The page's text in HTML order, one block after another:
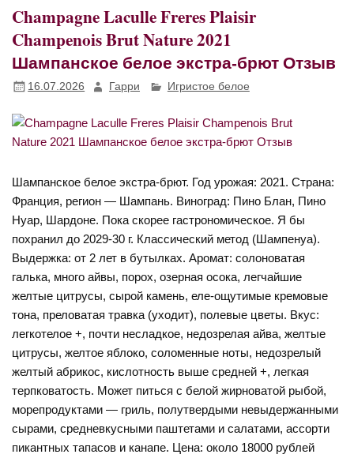
Champagne Laculle Freres Plaisir
Champenois Brut Nature 2021
Шампанское белое экстра-брют Отзыв
16.07.2026 Гарри Игристое белое
Шампанское белое экстра-брют. Год урожая: 2021. Страна:
Франция, регион — Шампань. Виноград: Пино Блан, Пино
Нуар, Шардоне. Пока скорее гастрономическое. Я бы
похранил до 2029-30 г. Классический метод (Шампенуа).
Выдержка: от 2 лет в бутылках. Аромат: солоноватая
галька, много айвы, порох, озерная осока, легчайшие
желтые цитрусы, сырой камень, еле-ощутимые кремовые
тона, преловатая травка (уходит), полевые цветы. Вкус:
легкотелое +, почти несладкое, недозрелая айва, желтые
цитрусы, желтое яблоко, соломенные ноты, недозрелый
желтый абрикос, кислотность выше средней +, легкая
терпковатость. Может питься с белой жирноватой рыбой,
морепродуктами — гриль, полутвердыми невыдержанными
сырами, средневкусными паштетами и салатами, ассорти
пикантных тапасов и канапе. Цена: около 18000 рублей